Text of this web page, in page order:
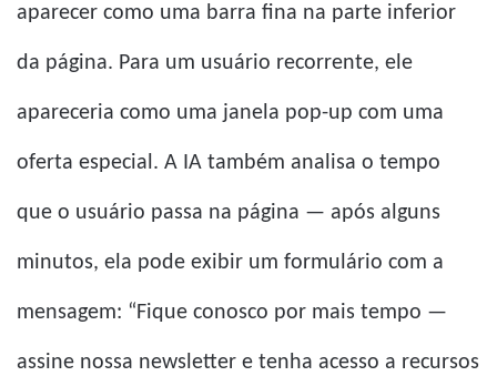
aparecer como uma barra fina na parte inferior
da página. Para um usuário recorrente, ele
apareceria como uma janela pop-up com uma
oferta especial. A IA também analisa o tempo
que o usuário passa na página — após alguns
minutos, ela pode exibir um formulário com a
mensagem: “Fique conosco por mais tempo —
assine nossa newsletter e tenha acesso a recursos